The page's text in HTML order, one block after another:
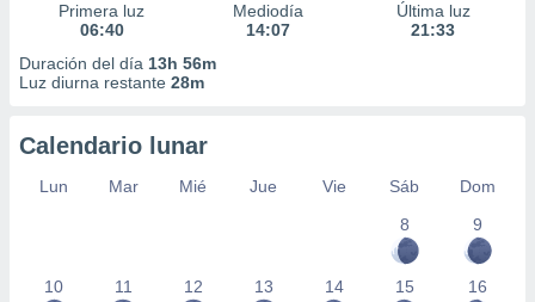
Primera luz
06:40
Mediodía
14:07
Última luz
21:33
Duración del día 13h 56m
Luz diurna restante 28m
Calendario lunar
Lun Mar Mié Jue Vie Sáb
Dom
8
9
10 11 12 13 14 15 16